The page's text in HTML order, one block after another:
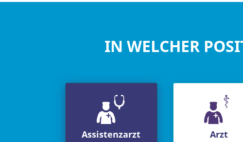
IN WELCHER
Assistenzarzt Arzt